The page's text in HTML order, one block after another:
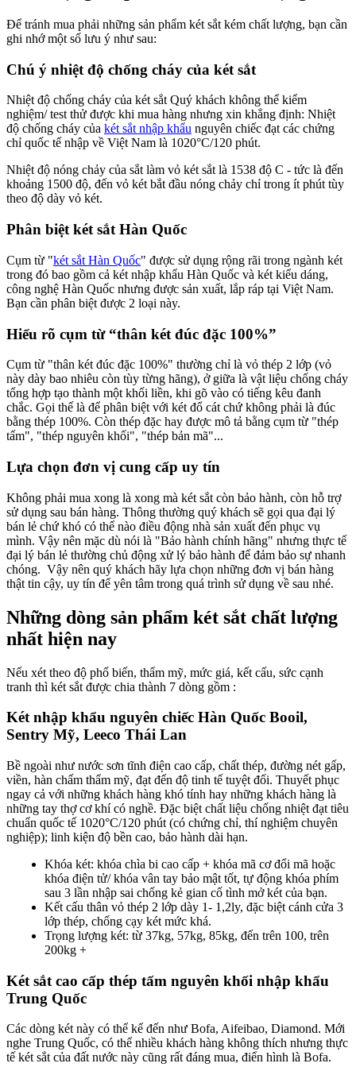
Để tránh mua phải những sản phẩm két sắt kém chất lượng, bạn cần
ghi nhớ một số lưu ý như sau:
Chú ý nhiệt độ chống cháy của két sắt
Nhiệt độ chống cháy của két sắt Quý khách không thể kiểm
nghiệm/ test thử được khi mua hàng nhưng xin khẳng định: Nhiệt
độ chống cháy của két sắt nhập khẩu nguyên chiếc đạt các chứng
chỉ quốc tế nhập về Việt Nam là 1020°C/120 phút.
Nhiệt độ nóng chảy của sắt làm vỏ két sắt là 1538 độ C - tức là đến
khoảng 1500 độ, đến vỏ két bắt đầu nóng chảy chỉ trong ít phút tùy
theo độ dày vỏ két.
Phân biệt két sắt Hàn Quốc
Cụm từ "két sắt Hàn Quốc" được sử dụng rộng rãi trong ngành két
trong đó bao gồm cả két nhập khẩu Hàn Quốc và két kiểu dáng,
công nghệ Hàn Quốc nhưng được sản xuất, lắp ráp tại Việt Nam.
Bạn cần phân biệt được 2 loại này.
Hiểu rõ cụm từ “thân két đúc đặc 100%”
Cụm từ "thân két đúc đặc 100%" thường chỉ là vỏ thép 2 lớp (vỏ
này dày bao nhiêu còn tùy từng hãng), ở giữa là vật liệu chống cháy
tổng hợp tạo thành một khối liền, khi gõ vào có tiếng kêu đanh
chắc. Gọi thế là để phân biệt với két đổ cát chứ không phải là đúc
bằng thép 100%. Còn thép đặc hay được mô tả bằng cụm từ "thép
tấm", "thép nguyên khối", "thép bản mã"...
Lựa chọn đơn vị cung cấp uy tín
Không phải mua xong là xong mà két sắt còn bảo hành, còn hỗ trợ
sử dụng sau bán hàng. Thông thường quý khách sẽ gọi qua đại lý
bán lẻ chứ khó có thể nào điều động nhà sản xuất đến phục vụ
mình. Vậy nên mặc dù nói là "Bảo hành chính hãng" nhưng thực tế
đại lý bán lẻ thường chủ động xử lý bảo hành để đảm bảo sự nhanh
chóng. Vậy nên quý khách hãy lựa chọn những đơn vị bán hàng
thật tin cậy, uy tín để yên tâm trong quá trình sử dụng về sau nhé.
Những dòng sản phẩm két sắt chất lượng
nhất hiện nay
Nếu xét theo độ phổ biến, thẩm mỹ, mức giá, kết cấu, sức cạnh
tranh thì két sắt được chia thành 7 dòng gồm :
Két nhập khẩu nguyên chiếc Hàn Quốc Booil,
Sentry Mỹ, Leeco Thái Lan
Bề ngoài như nước sơn tĩnh điện cao cấp, chất thép, đường nét gấp,
viền, hàn chấm thẩm mỹ, đạt đến độ tinh tế tuyệt đối. Thuyết phục
ngay cả với những khách hàng khó tính hay những khách hàng là
những tay thợ cơ khí có nghề. Đặc biệt chất liệu chống nhiệt đạt tiêu
chuẩn quốc tế 1020°C/120 phút (có chứng chỉ, thí nghiệm chuyên
nghiệp); linh kiện độ bền cao, bảo hành dài hạn.
Khóa két: khóa chìa bi cao cấp + khóa mã cơ đổi mã hoặc
khóa điện tử/ khóa vân tay bảo mật tốt, tự động khóa phím
sau 3 lần nhập sai chống kẻ gian cố tình mở két của bạn.
Kết cấu thân vỏ thép 2 lớp dày 1- 1,2ly, đặc biệt cánh cửa 3
lớp thép, chống cạy két mức khá.
Trọng lượng két: từ 37kg, 57kg, 85kg, đến trên 100, trên
200kg +
Két sắt cao cấp thép tấm nguyên khối nhập khẩu
Trung Quốc
Các dòng két này có thể kể đến như Bofa, Aifeibao, Diamond. Mới
nghe Trung Quốc, có thể nhiều khách hàng không thích nhưng thực
tế két sắt của đất nước này cũng rất đáng mua, điển hình là Bofa.